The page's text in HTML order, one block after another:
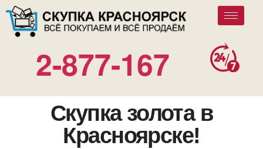
2-877-167
Скупка золота в
Красноярске!